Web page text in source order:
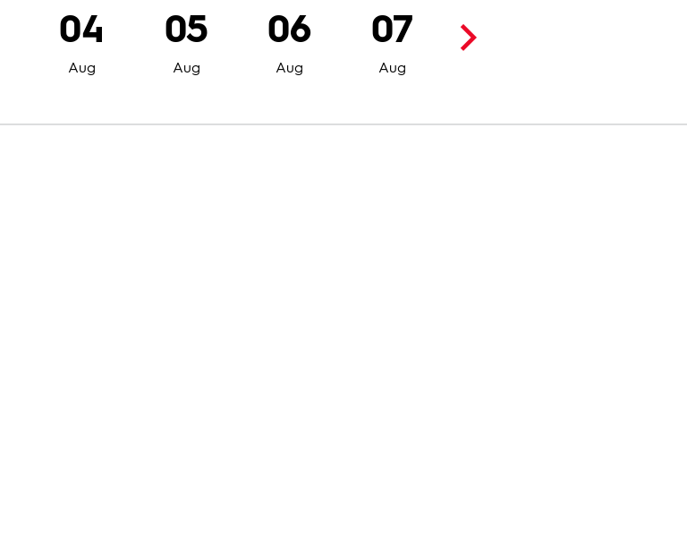
04
Aug
05
Aug
06
Aug
07
Aug
08